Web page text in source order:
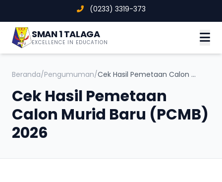
(0233) 3319-373
SMAN 1 TALAGA
EXCELLENCE IN EDUCATION
Beranda/Pengumuman/ Cek Hasil Pemetaan Calon Murid Baru (PCMB) 2026
Cek Hasil Pemetaan
Calon Murid Baru (PCMB)
2026